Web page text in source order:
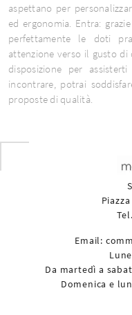
aspettano per
ed ergonomia. Entra:
perfettamente le doti
attenzione verso il gusto
disposizione per
incontrare, potrai
proposte di qualità.
Email:
Da martedì a
Domenica e